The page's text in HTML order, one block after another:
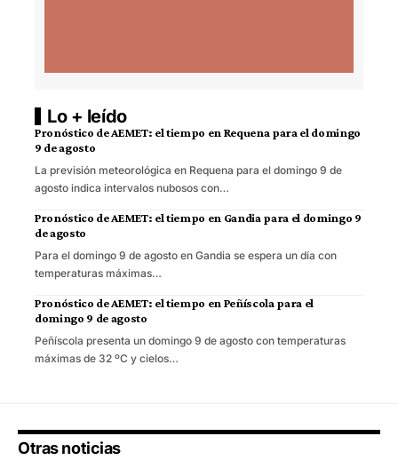
Lo + leído
Pronóstico de AEMET: el tiempo en Requena para el domingo
9 de agosto
La previsión meteorológica en Requena para el domingo 9 de
agosto indica intervalos nubosos con…
Pronóstico de AEMET: el tiempo en Gandia para el domingo 9
de agosto
Para el domingo 9 de agosto en Gandia se espera un día con
temperaturas máximas…
Pronóstico de AEMET: el tiempo en Peñíscola para el
domingo 9 de agosto
Peñíscola presenta un domingo 9 de agosto con temperaturas
máximas de 32 ºC y cielos…
Otras noticias